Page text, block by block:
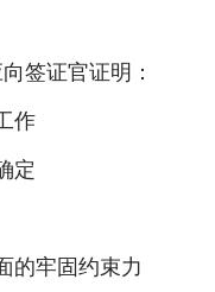
签证官证明：
作
定
的牢固约束力